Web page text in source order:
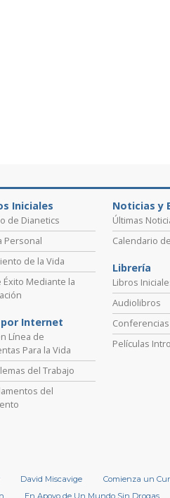
Iniciales
de Dianetics
Personal
de la Vida
Éxito Mediante la
por Internet
Línea de
Para la Vida
del Trabajo
del
Noticias y
Últimas
Calendario
Librería
Libros
Audiolibros
Películas
David Miscavige Comienza un
En Apoyo de Un Mundo Sin Drogas